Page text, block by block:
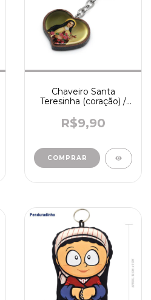
Chaveiro Santa
Teresinha (coração) /
R$9,90